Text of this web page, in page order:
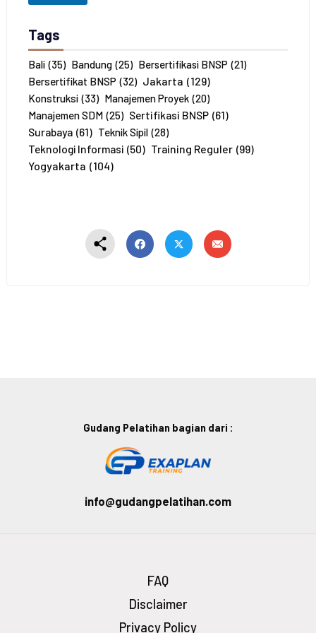
e
s
e
r
t
a
*
Tags
Bali (35) Bandung (25) Bersertifikasi BNSP (21)
Bersertifikat BNSP (32) Jakarta (129)
Konstruksi (33) Manajemen Proyek (20)
Manajemen SDM (25) Sertifikasi BNSP (61)
Surabaya (61) Teknik Sipil (28)
Teknologi Informasi (50) Training Reguler (99)
Yogyakarta (104)
Gudang Pelatihan bagian dari :
info@gudangpelatihan.com
FAQ
Disclaimer
Privacy Policy